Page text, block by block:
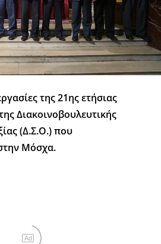
της 21ης ετήσιας
Διακοινοβουλευτικής
(Δ.Σ.Ο.) που
Μόσχα.
Ad